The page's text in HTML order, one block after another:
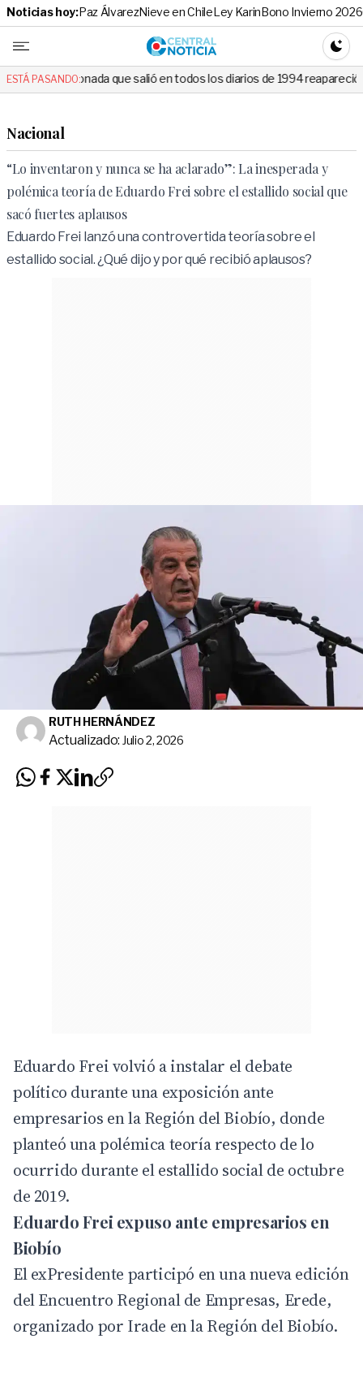
Noticias hoy:Paz ÁlvarezNieve en ChileLey KarinBono Invierno 2026
Central
ESTÁ PASANDO:
que salió en todos los diarios de 1994 reapareció e hizo llorar a
Nacional
“Lo inventaron y nunca se ha aclarado”: La inesperada y
polémica teoría de Eduardo Frei sobre el estallido social que
sacó fuertes aplausos
Eduardo Frei lanzó una controvertida teoría sobre el
estallido social. ¿Qué dijo y por qué recibió aplausos?
RUTH HERNÁNDEZ
Actualizado: Julio 2, 2026
Eduardo Frei volvió a instalar el debate
político durante una exposición ante
empresarios en la Región del Biobío, donde
planteó una polémica teoría respecto de lo
ocurrido durante el estallido social de octubre
de 2019.
Eduardo Frei expuso ante empresarios en
Biobío
ElexPresidente participó en una nueva edición
del Encuentro Regional de Empresas, Erede,
organizado por Irade en la Región del Biobío.